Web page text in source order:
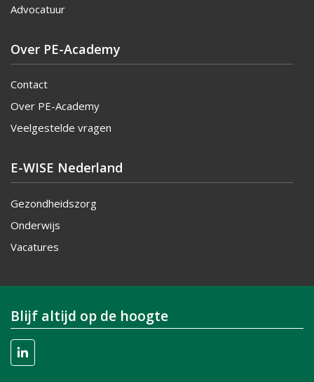
Advocatuur
Over PE-Academy
Contact
Over PE-Academy
Veelgestelde vragen
E-WISE Nederland
Gezondheidszorg
Onderwijs
Vacatures
Blijf altijd op de hoogte